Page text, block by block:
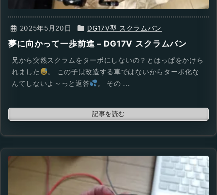
2025年5月20日 DG17V型 スクラムバン
夢に向かって一歩前進 – DG17V スクラムバン
兄から突然スクラムをターボにしないの？とはっぱをかけら
れました
。 この子は改造する車ではないからターボ化な
んてしないよ～っと返答
。 その ...
記事を読む